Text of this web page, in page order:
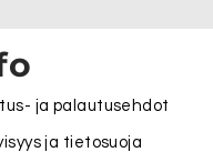
ja palautusehdot
ja tietosuoja